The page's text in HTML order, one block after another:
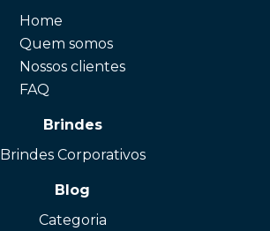
Home
Quem somos
Nossos clientes
FAQ
Brindes
Brindes Corporativos
Blog
Categoria